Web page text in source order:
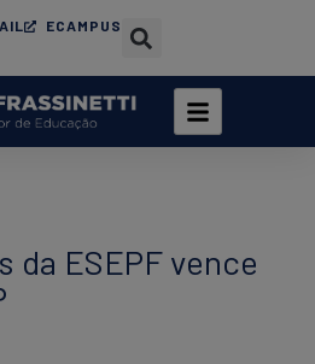
ECAMPUS
da ESEPF vence